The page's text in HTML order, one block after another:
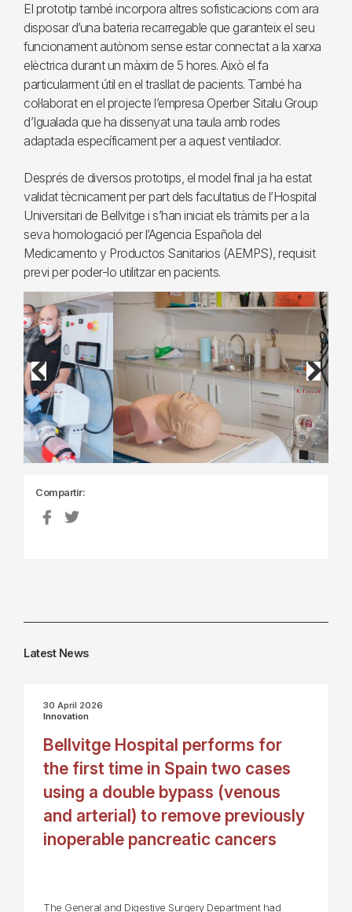
El prototip també incorpora altres sofisticacions com ara
disposar d’una bateria recarregable que garanteix el seu
funcionament autònom sense estar connectat a la xarxa
elèctrica durant un màxim de 5 hores. Això el fa
particularment útil en el trasllat de pacients. També ha
col·laborat en el projecte l’empresa Operber Sitalu Group
d’Igualada que ha dissenyat una taula amb rodes
adaptada específicament per a aquest ventilador.
Després de diversos prototips, el model final ja ha estat
validat tècnicament per part dels facultatius de l’Hospital
Universitari de Bellvitge i s’han iniciat els tràmits per a la
seva homologació per l’Agencia Española del
Medicamento y Productos Sanitarios (AEMPS), requisit
previ per poder-lo utilitzar en pacients.
Previous Next
Compartir:
Latest News
30 April 2026
Innovation
Bellvitge Hospital performs for
the first time in Spain two cases
using a double bypass (venous
and arterial) to remove previously
inoperable pancreatic cancers
The General and Digestive Surgery Department had